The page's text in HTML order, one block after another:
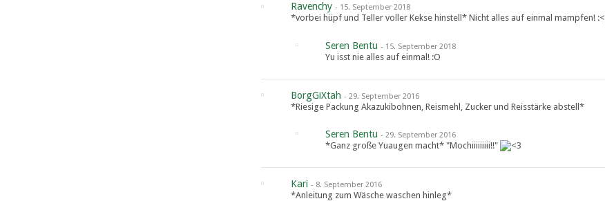
Ravenchy - 15. September 2018
*vorbei hüpf und Teller voller Kekse hinstell* Nicht alles auf einmal mampfen! :<
Seren Bentu - 15. September 2018
Yu isst nie alles auf einmal! :O
BorgGiXtah - 29. September 2016
*Riesige Packung Akazukibohnen, Reismehl, Zucker und Reisstärke abstell*
Seren Bentu - 29. September 2016
*Ganz große Yuaugen macht* "Mochiiiiiiiii!!"
Kari - 8. September 2016
*Anleitung zum Wäsche waschen hinleg*